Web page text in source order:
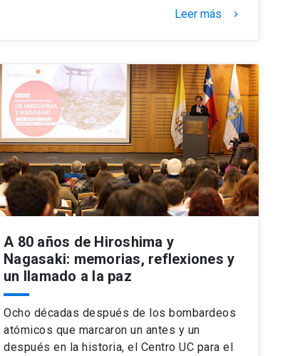
Leer más keyboard_arrow_right
A 80 años de Hiroshima y
Nagasaki: memorias, reflexiones y
un llamado a la paz
Ocho décadas después de los bombardeos
atómicos que marcaron un antes y un
después en la historia, el Centro UC para el